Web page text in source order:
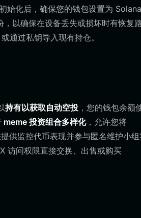
始化后，确保您的钱包设置为
以确保在设备丢失或损坏时有恢复路
通过私钥导入现有持仓。
持有以获取自动空投 ，您的钱包余额
meme 投资组合多样化，允许您将
供监控代币表现并参与匿名维护小组
访问权限直接交换、出售或购买